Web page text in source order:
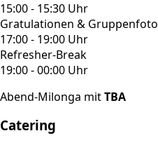
15:00 - 15:30 Uhr
Gratulationen & Gruppenfoto
17:00 - 19:00 Uhr
Refresher-Break
19:00 - 00:00 Uhr
Abend-Milonga mitTBA
Catering